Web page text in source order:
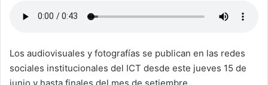
Los audiovisuales y fotografías se publican en las redes
sociales institucionales del ICT desde este jueves 15 de
junio y hasta finales del mes de setiembre.